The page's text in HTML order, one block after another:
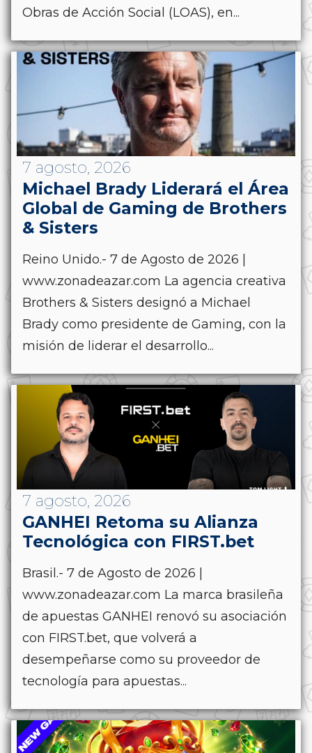
Obras de Acción Social (LOAS), en...
7 agosto, 2026
Michael Brady Liderará el Área
Global de Gaming de Brothers
& Sisters
Reino Unido.- 7 de Agosto de 2026 |
www.zonadeazar.com La agencia creativa
Brothers & Sisters designó a Michael
Brady como presidente de Gaming, con la
misión de liderar el desarrollo...
7 agosto, 2026
GANHEI Retoma su Alianza
Tecnológica con FIRST.bet
Brasil.- 7 de Agosto de 2026 |
www.zonadeazar.com La marca brasileña
de apuestas GANHEI renovó su asociación
con FIRST.bet, que volverá a
desempeñarse como su proveedor de
tecnología para apuestas...